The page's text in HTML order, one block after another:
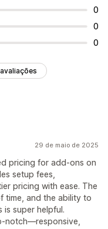
0
0
0
29 de maio de 2025
pricing for add-ons on
setup fees,
pricing with ease. The
time, and the ability to
super helpful.
notch—responsive,